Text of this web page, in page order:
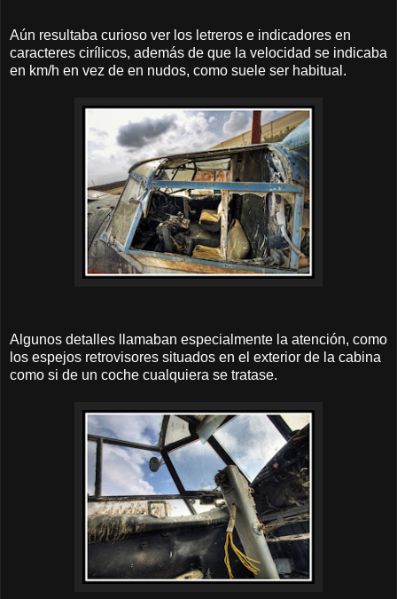
Aún resultaba curioso ver los letreros e indicadores en
caracteres cirílicos, además de que la velocidad se indicaba
en km/h en vez de en nudos, como suele ser habitual.
Algunos detalles llamaban especialmente la atención, como
los espejos retrovisores situados en el exterior de la cabina
como si de un coche cualquiera se tratase.